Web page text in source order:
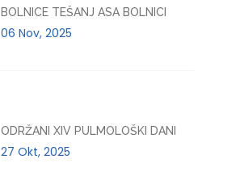
BOLNICE TEŠANJ ASA BOLNICI
06 Nov, 2025
ODRŽANI XIV PULMOLOŠKI DANI
27 Okt, 2025